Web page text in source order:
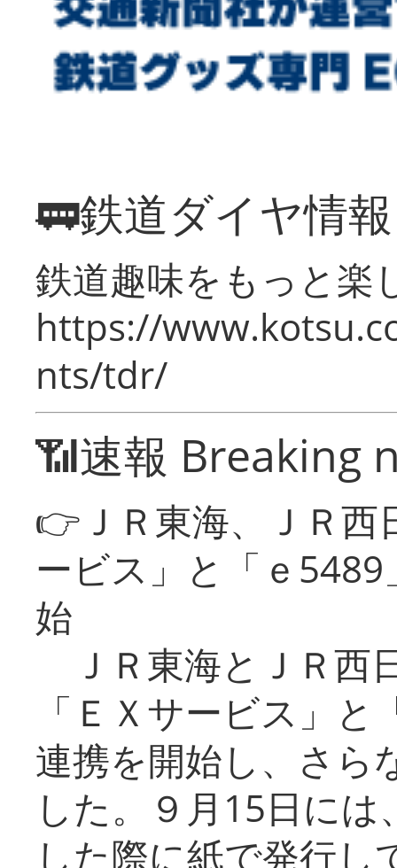
🚃鉄道ダイヤ情
鉄道趣味をもっと楽
https://
nts/tdr/
📶速報 Breaking
👉ＪＲ東海、ＪＲ
ービス」と「ｅ
始
ＪＲ東海とＪＲ西
「ＥＸサービス」
連携を開始し、さら
した。９月15日に
した際に紙で発行し